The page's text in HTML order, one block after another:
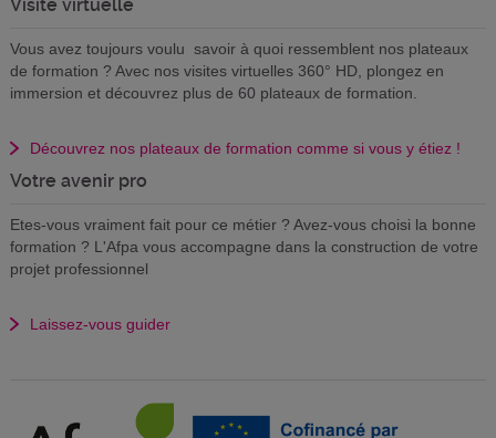
Visite virtuelle
Vous avez toujours voulu savoir à quoi ressemblent nos plateaux
de formation ? Avec nos visites virtuelles 360° HD, plongez en
immersion et découvrez plus de 60 plateaux de formation.
Découvrez nos plateaux de formation comme si vous y étiez !
Votre avenir pro
Etes-vous vraiment fait pour ce métier ? Avez-vous choisi la bonne
formation ? L'Afpa vous accompagne dans la construction de votre
projet professionnel
Laissez-vous guider